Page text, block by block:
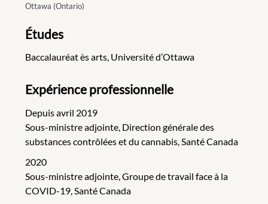
Ottawa (Ontario)
Études
Baccalauréat ès arts, Université d’Ottawa
Expérience professionnelle
Depuis avril 2019
Sous-ministre adjointe, Direction générale des
substances contrôlées et du cannabis, Santé Canada
2020
Sous-ministre adjointe, Groupe de travail face à la
COVID-19, Santé Canada